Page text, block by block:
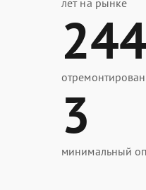
лет на рынке
3
минимальный